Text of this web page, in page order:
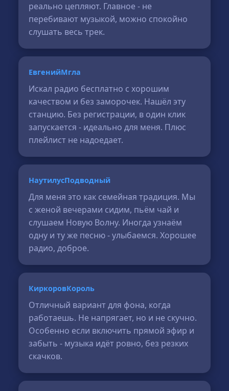
реально цепляют. Главное - не
перебивают музыкой, можно спокойно
слушать весь трек.
ЕвгенийМгла
Искал радио бесплатно с хорошим
качеством и без заморочек. Нашёл эту
станцию. Без регистрации, в один клик
запускается - идеально для меня. Плюс
плейлист не надоедает.
НаутилусПодводный
Для меня это как семейная традиция. Мы
с женой вечерами сидим, пьём чай и
слушаем Новую Волну. Иногда узнаём
одну и ту же песню - улыбаемся. Хорошее
радио, доброе.
КиркоровКороль
Отличный вариант для фона, когда
работаешь. Не напрягает, но и не скучно.
Особенно если включить прямой эфир и
забыть - музыка идёт ровно, без резких
скачков.